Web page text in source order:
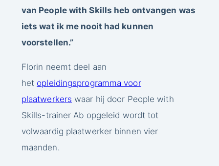
van People with Skills heb ontvangen was
iets wat ik me nooit had kunnen
voorstellen.”
Florin neemt deel aan
het opleidingsprogramma voor
plaatwerkers waar hij door People with
Skills-trainer Ab opgeleid wordt tot
volwaardig plaatwerker binnen vier
maanden.